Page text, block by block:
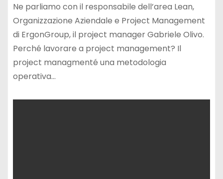
Ne parliamo con il responsabile dell’area Lean,
Organizzazione Aziendale e Project Management
di ErgonGroup, il project manager Gabriele Olivo.
Perché lavorare a project management? Il
project managmenté una metodologia
operativa…